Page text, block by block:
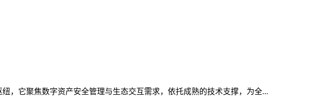
，它聚焦数字资产安全管理与生态交互需求，依托成熟的技术支撑，为全...